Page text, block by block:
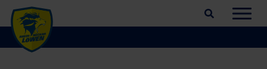
Suchfeld öffnen